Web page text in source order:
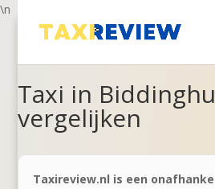
\n
Taxi in
vergelijken
Taxireview.nl is een